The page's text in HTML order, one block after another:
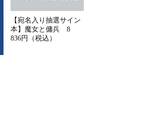
【宛名入り抽選サイン
本】魔女と傭兵 8
836円（税込）